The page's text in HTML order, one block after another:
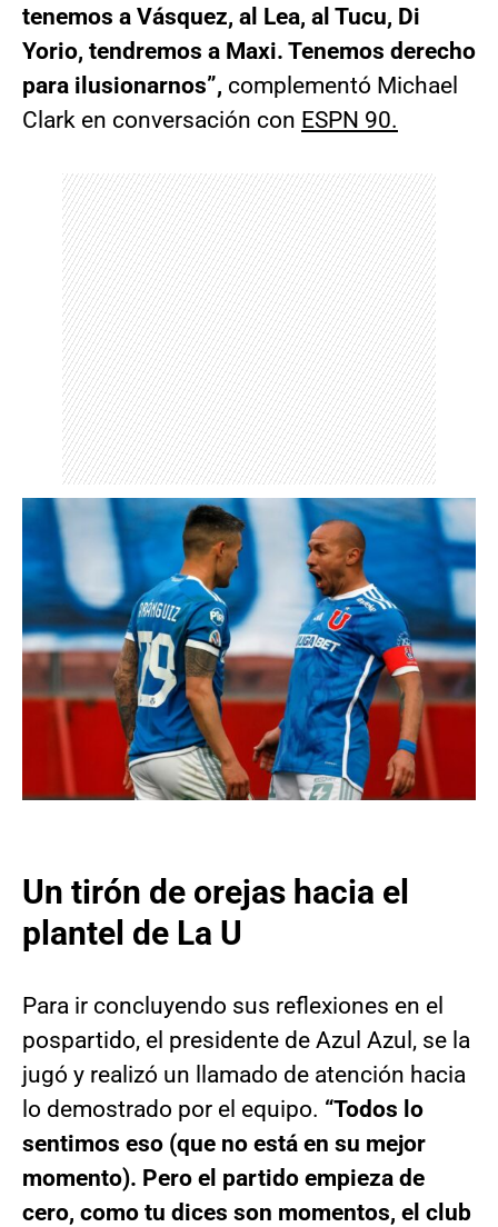
tenemos a Vásquez, al Lea, al Tucu, Di
Yorio, tendremos a Maxi. Tenemos derecho
para ilusionarnos”, complementó Michael
Clark en conversación con ESPN 90.
Un tirón de orejas hacia el
plantel de La U
Para ir concluyendo sus reflexiones en el
pospartido, el presidente de Azul Azul, se la
jugó y realizó un llamado de atención hacia
lo demostrado por el equipo. “Todos lo
sentimos eso (que no está en su mejor
momento). Pero el partido empieza de
cero, como tu dices son momentos, el club